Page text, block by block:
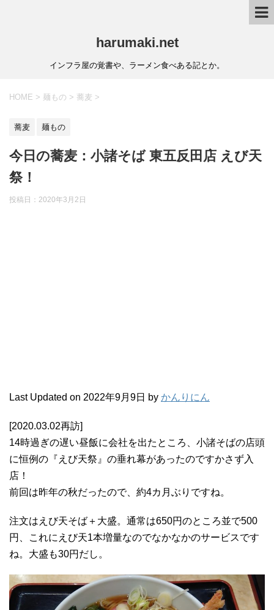
harumaki.net
インフラ屋の覚書や、ラーメン食べある記とか。
HOME > 麺もの > 蕎麦 >
蕎麦 麺もの
今日の蕎麦：小諸そば 東五反田店 えび天
祭！
投稿日：2020年3月2日
Last Updated on 2022年9月9日 by かんりにん
[2020.03.02再訪]
14時過ぎの遅い昼飯に会社を出たところ、小諸そばの店頭
に恒例の『えび天祭』の垂れ幕があったのですかさず入
店！
前回は昨年の秋だったので、約4カ月ぶりですね。
注文はえび天そば＋大盛。通常は650円のところ並で500
円、これにえび天1本増量なのでなかなかのサービスです
ね。大盛も30円だし。